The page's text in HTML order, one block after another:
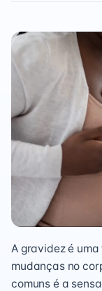
A gravidez é
mudanças no
comuns é a